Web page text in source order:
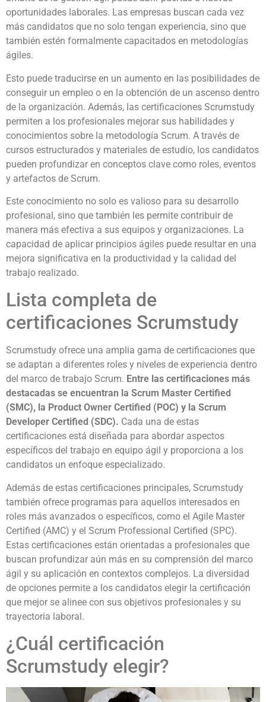
oportunidades laborales. Las empresas buscan cada vez
más candidatos que no solo tengan experiencia, sino que
también estén formalmente capacitados en metodologías
ágiles.
Esto puede traducirse en un aumento en las posibilidades de
conseguir un empleo o en la obtención de un ascenso dentro
de la organización. Además, las certificaciones Scrumstudy
permiten a los profesionales mejorar sus habilidades y
conocimientos sobre la metodología Scrum. A través de
cursos estructurados y materiales de estudio, los candidatos
pueden profundizar en conceptos clave como roles, eventos
y artefactos de Scrum.
Este conocimiento no solo es valioso para su desarrollo
profesional, sino que también les permite contribuir de
manera más efectiva a sus equipos y organizaciones. La
capacidad de aplicar principios ágiles puede resultar en una
mejora significativa en la productividad y la calidad del
trabajo realizado.
Lista completa de
certificaciones Scrumstudy
Scrumstudy ofrece una amplia gama de certificaciones que
se adaptan a diferentes roles y niveles de experiencia dentro
del marco de trabajo Scrum. Entre las certificaciones más
destacadas se encuentran la Scrum Master Certified
(SMC), la Product Owner Certified (POC) y la Scrum
Developer Certified (SDC). Cada una de estas
certificaciones está diseñada para abordar aspectos
específicos del trabajo en equipo ágil y proporciona a los
candidatos un enfoque especializado.
Además de estas certificaciones principales, Scrumstudy
también ofrece programas para aquellos interesados en
roles más avanzados o específicos, como el Agile Master
Certified (AMC) y el Scrum Professional Certified (SPC).
Estas certificaciones están orientadas a profesionales que
buscan profundizar aún más en su comprensión del marco
ágil y su aplicación en contextos complejos. La diversidad
de opciones permite a los candidatos elegir la certificación
que mejor se alinee con sus objetivos profesionales y su
trayectoria laboral.
¿Cuál certificación
Scrumstudy elegir?